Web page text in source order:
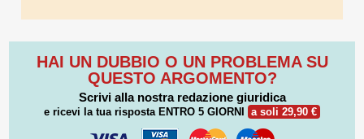
HAI UN DUBBIO O UN PROBLEMA SU
QUESTO ARGOMENTO?
Scrivi alla nostra redazione giuridica
e ricevi la tua risposta ENTRO 5 GIORNI a soli 29,90 €